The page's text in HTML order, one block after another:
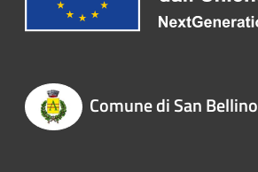
Comune di San Bellino